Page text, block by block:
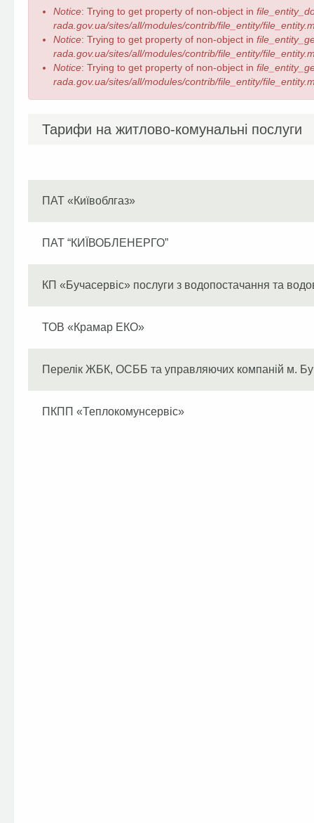
Повідомлення
про
помилку
Notice: Trying to get property of non-object in
rada.gov.ua/sites/all/modules/contrib/file_entity/
Notice: Trying to get property of non-object in
rada.gov.ua/sites/all/modules/contrib/file_entity/
Notice: Trying to get property of non-object in
rada.gov.ua/sites/all/modules/contrib/file_entity/
Первинні
Тарифи на житлово-комунальні послуги
ПАТ «Київоблгаз»
ПАТ “КИЇВОБЛЕНЕРГО”
КП «Бучасервіс» послуги з водопостачання та
ТОВ «Крамар ЕКО»
Перелік ЖБК, ОСББ та управляючих компаній м.
ПКПП «Теплокомунсервіс»